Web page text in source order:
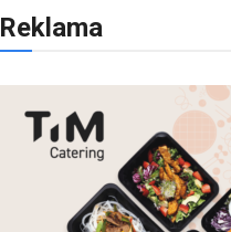
Reklama